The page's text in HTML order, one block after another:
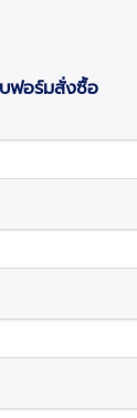
ฟอร์มสั่งซื้อ